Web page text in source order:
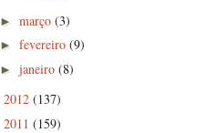
► março (3)
► fevereiro (9)
► janeiro (8)
2012 (137)
2011 (159)